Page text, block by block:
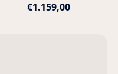
€1.159,00